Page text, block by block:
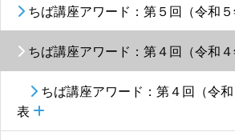
ちば講座アワード：第５回（令和５
ちば講座アワード：第４回（令和４
ちば講座アワード：第４回（令
表